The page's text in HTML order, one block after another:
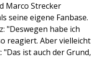
Marco Strecker
seine eigene Fanbase.
"Deswegen habe ich
reagiert. Aber vielleicht
"Das ist auch der Grund,